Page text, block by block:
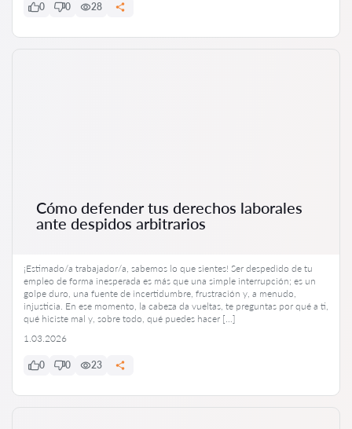
0 0 28
Cómo defender tus derechos laborales
ante despidos arbitrarios
¡Estimado/a trabajador/a, sabemos lo que sientes! Ser despedido de tu
empleo de forma inesperada es más que una simple interrupción; es un
golpe duro, una fuente de incertidumbre, frustración y, a menudo,
injusticia. En ese momento, la cabeza da vueltas, te preguntas por qué a ti,
qué hiciste mal y, sobre todo, qué puedes hacer […]
1.03.2026
0 0 23